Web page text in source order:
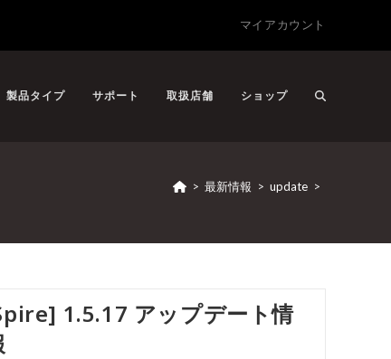
マイアカウント
製品タイプ サポート 取扱店舗 ショップ
> 最新情報 > update >
1.5.17 アップデート情